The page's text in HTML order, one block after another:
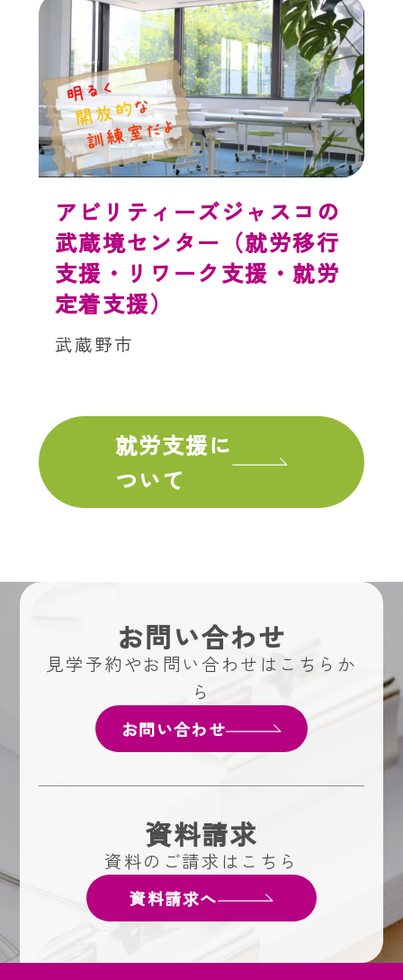
アビリティーズジャスコの
武蔵境センター（就労移行
支援・リワーク支援・就労
定着支援）
武蔵野市
就労支援に
ついて
お問い合わせ
見学予約やお問い合わせはこちらか
ら
お問い合わせ
資料請求
資料のご請求はこちら
資料請求へ